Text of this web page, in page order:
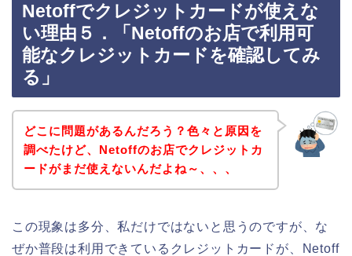
Netoffでクレジットカードが使えな
い理由５．「Netoffのお店で利用可
能なクレジットカードを確認してみ
る」
どこに問題があるんだろう？色々と原因を
調べたけど、Netoffのお店でクレジットカ
ードがまだ使えないんだよね～、、、
この現象は多分、私だけではないと思うのですが、な
ぜか普段は利用できているクレジットカードが、Netoff